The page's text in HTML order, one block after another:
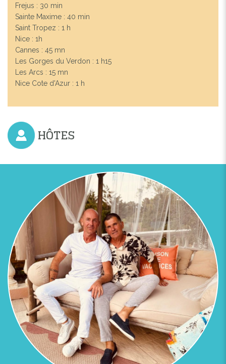
Previous
Frejus : 30 min
Sainte Maxime : 40 min
Saint Tropez : 1 h
Nice : 1h
Cannes : 45 mn
Les Gorges du Verdon : 1 h15
Les Arcs : 15 mn
Nice Cote d'Azur : 1 h
HÔTES